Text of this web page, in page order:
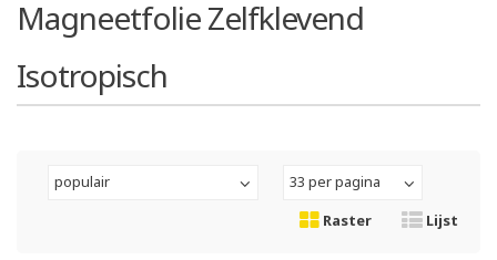
Magneetfolie Zelfklevend
Isotropisch
populair
33 per pagina
Raster
Lijst